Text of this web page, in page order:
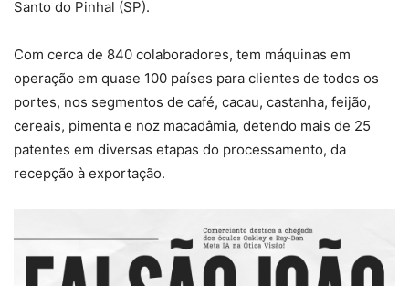
Santo do Pinhal (SP).
Com cerca de 840 colaboradores, tem máquinas em
operação em quase 100 países para clientes de todos os
portes, nos segmentos de café, cacau, castanha, feijão,
cereais, pimenta e noz macadâmia, detendo mais de 25
patentes em diversas etapas do processamento, da
recepção à exportação.